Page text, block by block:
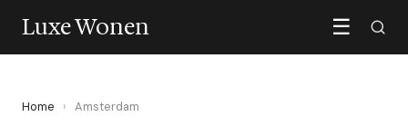
Luxe Wonen ☰
Home › Amsterdam